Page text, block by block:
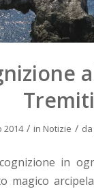
Tremiti
2014 / in Notizie / da
in
magico